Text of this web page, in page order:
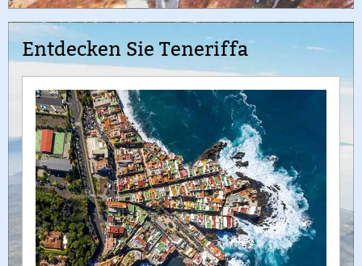
Entdecken Sie Teneriffa